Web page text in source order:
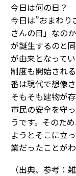
今日は何の日？
今日は”おまわり
さんの日」なの
が誕生するのと
が由来となって
制度も開始され
番は現代で想像
そもそも建物が
市民の安全を守
うです。そのた
ようとそこに立
業だったことが
（出典、参考：